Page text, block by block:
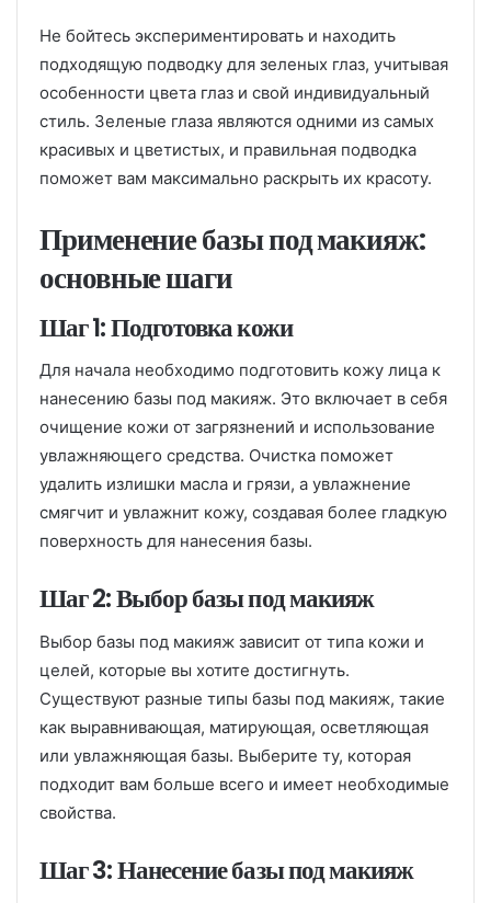
Не бойтесь экспериментировать и находить
подходящую подводку для зеленых глаз, учитывая
особенности цвета глаз и свой индивидуальный
стиль. Зеленые глаза являются одними из самых
красивых и цветистых, и правильная подводка
поможет вам максимально раскрыть их красоту.
Применение базы под макияж:
основные шаги
Шаг 1: Подготовка кожи
Для начала необходимо подготовить кожу лица к
нанесению базы под макияж. Это включает в себя
очищение кожи от загрязнений и использование
увлажняющего средства. Очистка поможет
удалить излишки масла и грязи, а увлажнение
смягчит и увлажнит кожу, создавая более гладкую
поверхность для нанесения базы.
Шаг 2: Выбор базы под макияж
Выбор базы под макияж зависит от типа кожи и
целей, которые вы хотите достигнуть.
Существуют разные типы базы под макияж, такие
как выравнивающая, матирующая, осветляющая
или увлажняющая базы. Выберите ту, которая
подходит вам больше всего и имеет необходимые
свойства.
Шаг 3: Нанесение базы под макияж